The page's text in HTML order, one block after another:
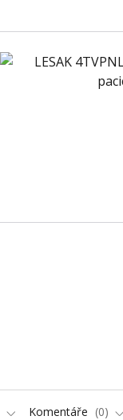
Komentáře 0